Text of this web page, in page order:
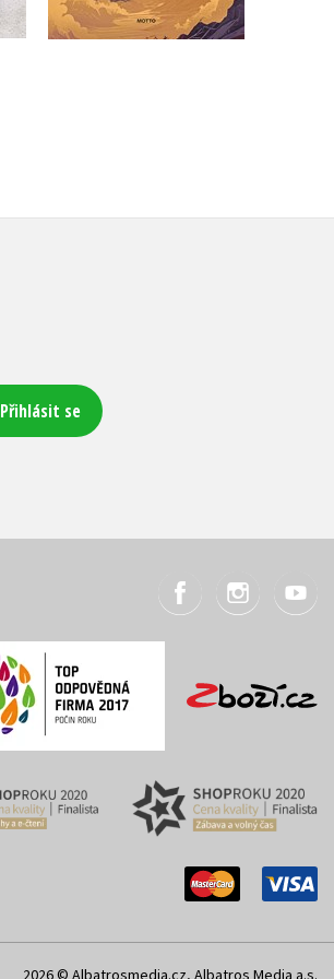
Přihlásit se
2026 © Albatrosmedia.cz, Albatros Media a.s.